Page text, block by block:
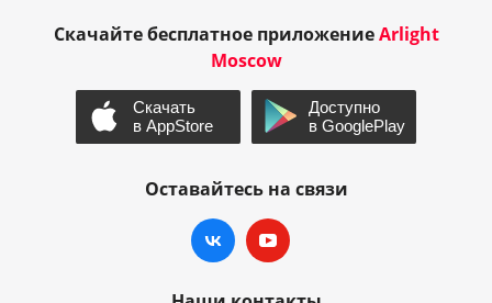
Скачайте бесплатное приложениеArlight
Moscow
Оставайтесь на связи